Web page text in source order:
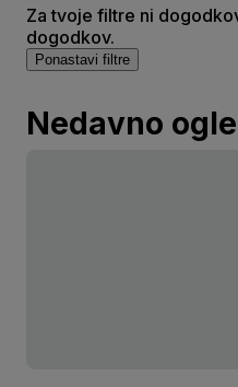
Za tvoje filtre ni
dogodkov.
Ponastavi filtre
Nedavno